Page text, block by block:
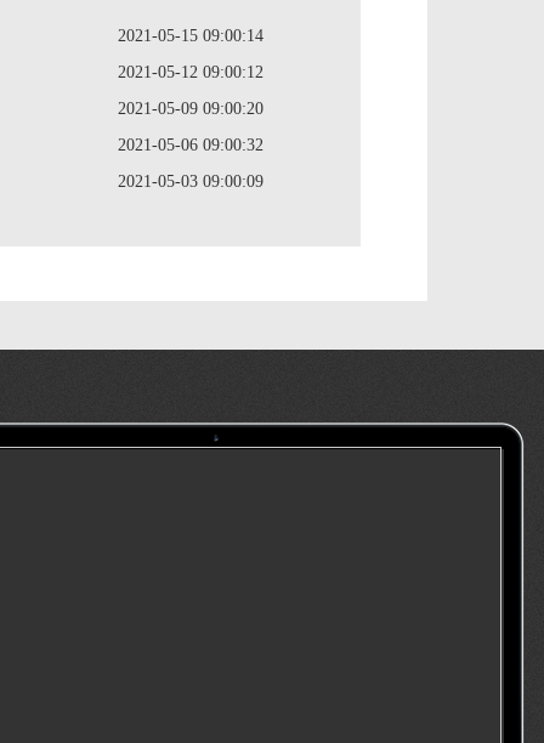
2021-05-15 09:00:14
2021-05-12 09:00:12
2021-05-09 09:00:20
2021-05-06 09:00:32
2021-05-03 09:00:09